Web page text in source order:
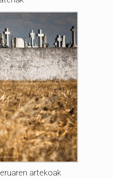
artekoak